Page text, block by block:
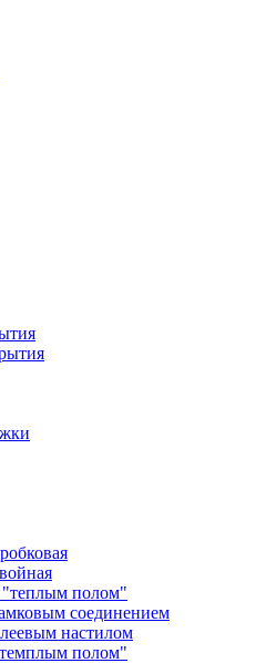
"теплым полом"
соединением
настилом
полом"